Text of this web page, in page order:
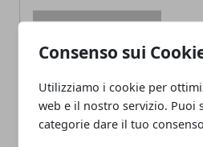
Consenso sui
Utilizziamo i cookie per
web e il nostro servizio. Puoi
categorie dare il tuo